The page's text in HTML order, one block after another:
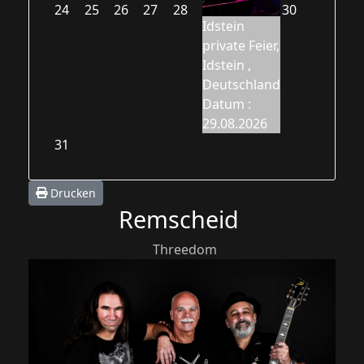
24 25 26 27 28
Idstein
private Feier,
Idstein ,
Deutschland
Datum :
29.08.2026
30
31
Drucken
Remscheid
Threedom